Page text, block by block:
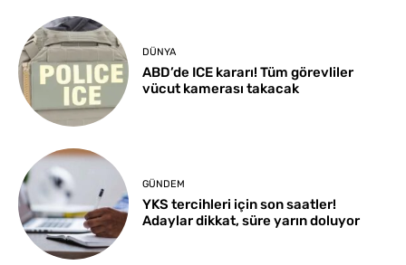
DÜNYA
ABD’de ICE kararı! Tüm görevliler
vücut kamerası takacak
GÜNDEM
YKS tercihleri için son saatler!
Adaylar dikkat, süre yarın doluyor